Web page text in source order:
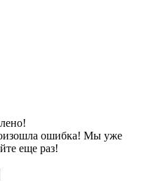
ошибка! Мы уже
еще раз!